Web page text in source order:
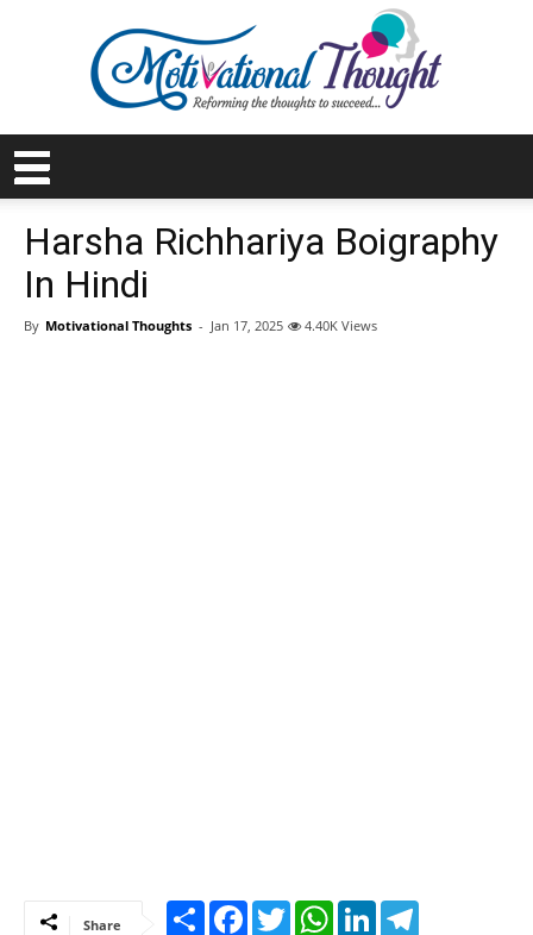
Harsha Richhariya Boigraphy
In Hindi
By Motivational Thoughts - Jan 17, 2025 4.40K Views
Share
Share FacebookTwitterWhatsApp
LinkedIn